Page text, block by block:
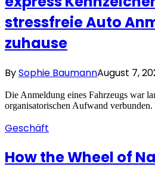
stressfreie Auto
zuhause
BySophie BaumannAugust 7,
Die Anmeldung eines Fahrzeugs war
organisatorischen Aufwand
Geschäft
How the Wheel of